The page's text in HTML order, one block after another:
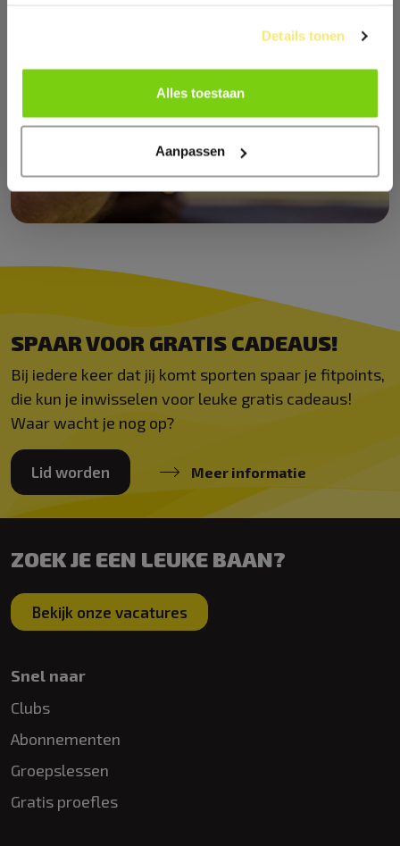
Details tonen
Alles toestaan
Aanpassen
SPAAR VOOR GRATIS CADEAUS!
Bij iedere keer dat jij komt sporten spaar je fitpoints,
die kun je inwisselen voor leuke gratis cadeaus!
Waar wacht je nog op?
Lid worden Meer informatie
ZOEK JE EEN LEUKE BAAN?
Bekijk onze vacatures
Snel naar
Clubs
Abonnementen
Groepslessen
Gratis proefles